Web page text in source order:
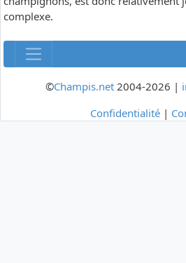
complexe.
©Champis.net2004-2026 |
Confidentialité |